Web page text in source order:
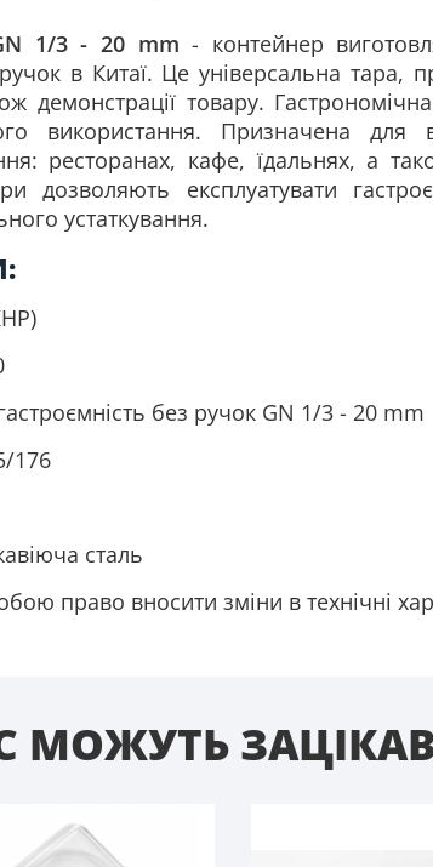
1/3 - 20 mm- контейнер
в Китаї. Це універсальна тара,
демонстрації товару.
використання. Призначена для
ресторанах, кафе, їдальнях, а
дозволяють експлуатувати
устаткування.
без ручок GN 1/3 - 20 mm
176
сталь
право вносити зміни в технічні
МОЖУТЬ